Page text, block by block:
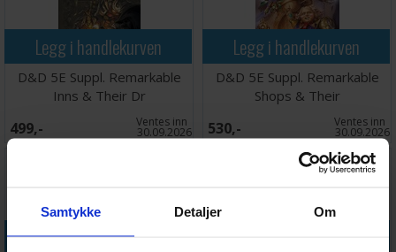
Samtykke Detaljer Om
Legg i handlekurven
D&D 5E Suppl. Remarkable
Inns & Their Dr
499,- Ventes inn
30.09.2026
Legg i handlekurven
D&D 5E Suppl. Remarkable
Shops & Their
530,- Ventes inn
30.09.2026
Legg i handlekurven